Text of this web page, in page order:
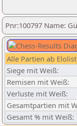
Pnr:100797 Name:
Alle Partien ab
Siege mit Weiß:
Remisen mit Weiß:
Verluste mit Weiß:
Gesamtpartien mit
Gesamt % mit Weiß: